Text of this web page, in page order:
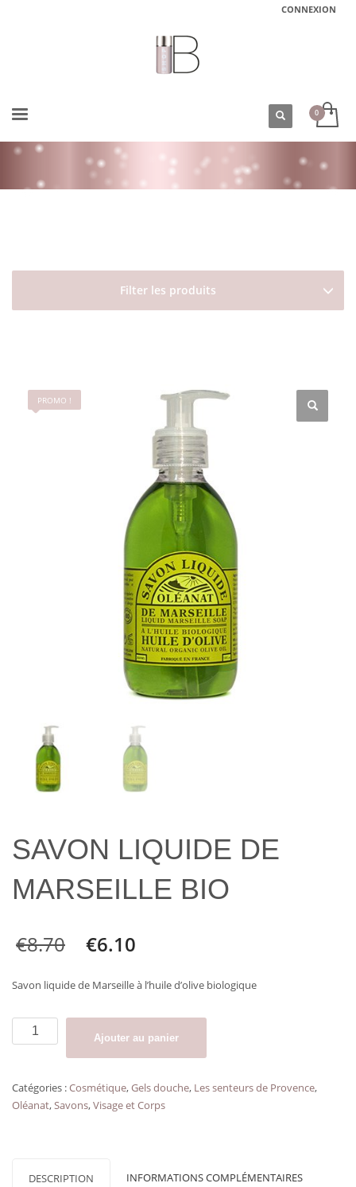
CONNEXION
Filter les produits
PROMO !
SAVON LIQUIDE DE
MARSEILLE BIO
€8.70 €6.10
Savon liquide de Marseille à l’huile d’olive biologique
quantité
de
DE
MARSEILLE
Ajouter au panier
Catégories :Cosmétique,Gels douche, Les senteurs de Provence,
Oléanat,Savons,Visage et Corps
DESCRIPTION INFORMATIONS COMPLÉMENTAIRES